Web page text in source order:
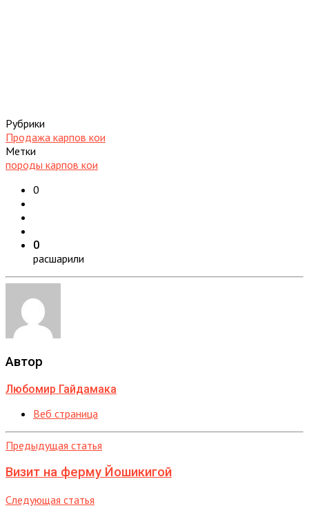
Рубрики
Продажа карпов кои
Метки
породы карпов кои
0
0
расшарили
Автор
Любомир Гайдамака
Веб страница
Предыдущая статья
Визит на ферму Йошикигой
Следующая статья